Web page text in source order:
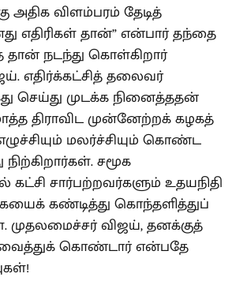
அதிக விளம்பரம் தேடித்
எதிரிகள் தான்” என்பார் தந்தை
தான் நடந்து கொள்கிறார்
எதிர்க்கட்சித் தலைவர்
செய்து முடக்க நினைத்ததன்
திராவிட முன்னேற்றக் கழகத்
மலர்ச்சியும் கொண்ட
சமூக
சார்பற்றவர்களும் உதயநிதி
கண்டித்து கொந்தளித்துப்
முதலமைச்சர் விஜய், தனக்குத்
வைத்துக் கொண்டார் என்பதே